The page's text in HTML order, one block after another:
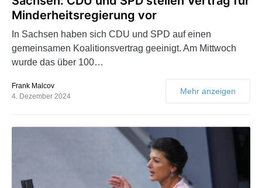
Minderheitsregierung vor
In Sachsen haben sich CDU und SPD auf einen
gemeinsamen Koalitionsvertrag geeinigt. Am Mittwoch
wurde das über 100…
Frank Malcov
4. Dezember 2024
Mehr anzeigen